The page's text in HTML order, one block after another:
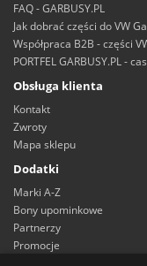
FAQ - GARBUSY.PL
Jak dobrać części do VW
Współpraca B2B - części
PORTFEL GARBUSY.PL -
Obsługa klienta
Kontakt
Zwroty
Mapa sklepu
Dodatki
Marki A-Z
Bony upominkowe
Partnerzy
Promocje